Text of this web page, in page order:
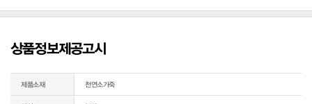
상품정보제공고시
제품소재 천연소가죽